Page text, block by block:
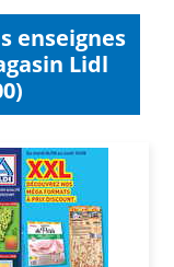
enseignes
Lidl